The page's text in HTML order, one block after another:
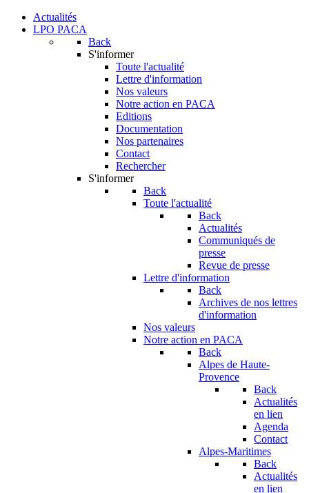
Actualités
LPO PACA
Back
S'informer
Toute l'actualité
Lettre d'information
Nos valeurs
Notre action en PACA
Editions
Documentation
Nos partenaires
Contact
Rechercher
S'informer
Back
Toute l'actualité
Back
Actualités
Communiqués de
presse
Revue de presse
Lettre d'information
Back
Archives de nos lettres
d'information
Nos valeurs
Notre action en PACA
Back
Alpes de Haute-
Provence
Back
Actualités
en lien
Agenda
Contact
Alpes-Maritimes
Back
Actualités
en lien